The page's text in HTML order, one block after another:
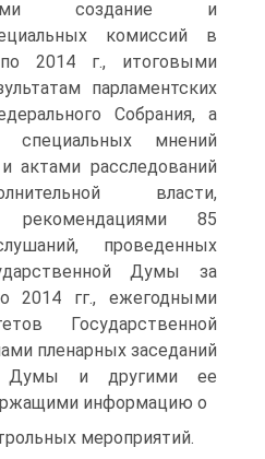
создание и
комиссий в
2014 г., итоговыми
парламентских
Собрания, а
специальных мнений
актами расследований
власти,
рекомендациями 85
проведенных
Думы за
2014 гг., ежегодными
Государственной
пленарных заседаний
Думы и другими ее
информацию о
мероприятий.